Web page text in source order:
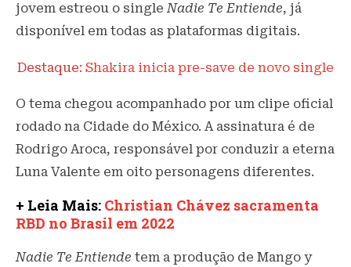
jovem estreou o singleNadie Te Entiende, já
disponível em todas as plataformas digitais.
Destaque: Shakira inicia pre-save de novo single
O tema chegou acompanhado por um clipe oficial
rodado na Cidade do México. A assinatura é de
Rodrigo Aroca, responsável por conduzir a eterna
Luna Valente em oito personagens diferentes.
+ Leia Mais: Christian Chávez sacramenta
RBD no Brasil em 2022
Nadie Te Entiende tem a produção de Mango y